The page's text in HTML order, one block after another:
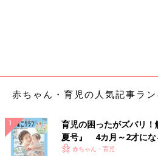
赤ちゃん・育児の人気記事ラ
育児の困ったがズバリ
夏号』 4カ月～2才にな
いっぱい！
赤ちゃん・育児